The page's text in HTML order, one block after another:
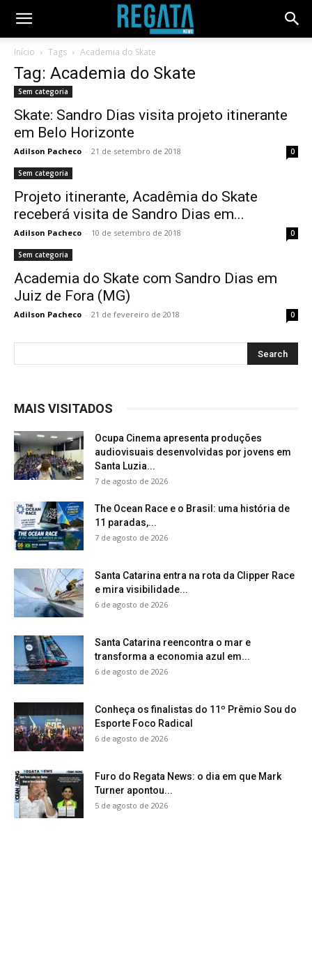
Início Tags Academia do Skate
Tag: Academia do Skate
Sem categoria
Skate: Sandro Dias visita projeto itinerante
em Belo Horizonte
Adilson Pacheco - 21 de setembro de 2018 0
Sem categoria
Projeto itinerante, Acadêmia do Skate
receberá visita de Sandro Dias em...
Adilson Pacheco - 10 de setembro de 2018 0
Sem categoria
Academia do Skate com Sandro Dias em
Juiz de Fora (MG)
Adilson Pacheco - 21 de fevereiro de 2018 0
MAIS VISITADOS
Ocupa Cinema apresenta produções
audiovisuais desenvolvidas por jovens em
Santa Luzia...
7 de agosto de 2026
The Ocean Race e o Brasil: uma história de
11 paradas,...
7 de agosto de 2026
Santa Catarina entra na rota da Clipper Race
e mira visibilidade...
6 de agosto de 2026
Santa Catarina reencontra o mar e
transforma a economia azul em...
6 de agosto de 2026
Conheça os finalistas do 11º Prêmio Sou do
Esporte Foco Radical
6 de agosto de 2026
Furo do Regata News: o dia em que Mark
Turner apontou...
5 de agosto de 2026